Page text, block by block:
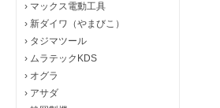
› マックス電動工具
› 新ダイワ（やまびこ）
› タジマツール
› ムラテックKDS
› オグラ
› アサダ